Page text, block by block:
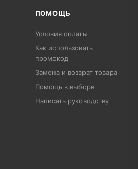
ПОМОЩЬ
Условия оплаты
Как использовать
промокод
Замена и возврат товара
Помощь в выборе
Написать руководству